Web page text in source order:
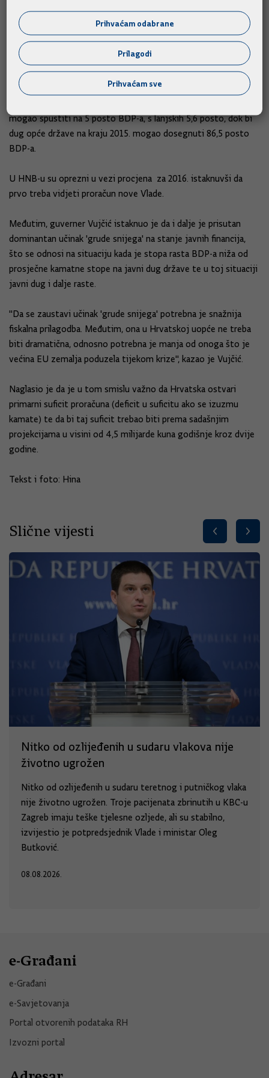
Istaknuo je da je porasla potražnja za kunskim kreditima kao
"barem djelomično naučene lekcije u vezi švicaraca". "Bolje ikad
nego nikad", istaknuo je Vujčić, dodavši da će se i dalje
provoditi obratne repo operacije kako bi se povećala kunska
likvidnost.
mogao spustiti na 5 posto BDP-a, s lanjskih 5,6 posto, dok bi
dug opće države na kraju 2015. mogao dosegnuti 86,5 posto
BDP-a.
U HNB-u su oprezni u vezi procjena za 2016. istaknuvši da
prvo treba vidjeti proračun nove Vlade.
Međutim, guverner Vujčić istaknuo je da i dalje je prisutan
dominantan učinak 'grude snijega' na stanje javnih financija,
što se odnosi na situaciju kada je stopa rasta BDP-a niža od
prosječne kamatne stope na javni dug države te u toj situaciji
javni dug i dalje raste.
"Da se zaustavi učinak 'grude snijega' potrebna je snažnija
fiskalna prilagodba. Međutim, ona u Hrvatskoj uopće ne treba
biti dramatična, odnosno potrebna je manja od onoga što je
većina EU zemalja poduzela tijekom krize", kazao je Vujčić.
Naglasio je da je u tom smislu važno da Hrvatska ostvari
primarni suficit proračuna (deficit u suficitu ako se izuzmu
kamate) te da bi taj suficit trebao biti prema sadašnjim
projekcijama u visini od 4,5 milijarde kuna godišnje kroz dvije
godine.
Tekst i foto: Hina
Slične vijesti
Nitko od ozlijeđenih u sudaru vlakova nije
životno ugrožen
Nitko od ozlijeđenih u sudaru teretnog i putničkog vlaka
nije životno ugrožen. Troje pacijenata zbrinutih u KBC-u
Zagreb imaju teške tjelesne ozljede, ali su stabilno,
izvijestio je potpredsjednik Vlade i ministar Oleg
Butković.
08.08.2026.
e-Građani
e-Građani
e-Savjetovanja
Portal otvorenih podataka RH
Izvozni portal
Prihvaćam odabrane
Prilagodi
Prihvaćam sve